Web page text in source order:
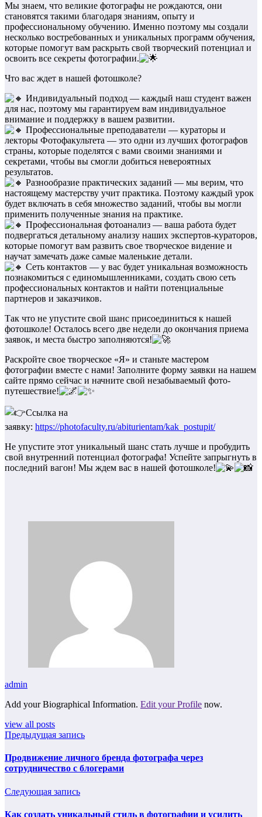
Мы знаем, что великие фотографы не рождаются, они
становятся такими благодаря знаниям, опыту и
профессиональному обучению. Именно поэтому мы создали
несколько востребованных и уникальных программ обучения,
которые помогут вам раскрыть свой творческий потенциал и
освоить все секреты фотографии.
Что вас ждет в нашей фотошколе?
Индивидуальный подход — каждый наш студент важен
для нас, поэтому мы гарантируем вам индивидуальное
внимание и поддержку в вашем развитии.
Профессиональные преподаватели — кураторы и
лекторы Фотофакультета — это одни из лучших фотографов
страны, которые поделятся с вами своими знаниями и
секретами, чтобы вы смогли добиться невероятных
результатов.
Разнообразие практических заданий — мы верим, что
настоящему мастерству учит практика. Поэтому каждый урок
будет включать в себя множество заданий, чтобы вы могли
применить полученные знания на практике.
Профессиональная фотоанализ — ваша работа будет
подвергаться детальному анализу наших экспертов-кураторов,
которые помогут вам развить свое творческое видение и
научат замечать даже самые маленькие детали.
Сеть контактов — у вас будет уникальная возможность
познакомиться с единомышленниками, создать свою сеть
профессиональных контактов и найти потенциальные
партнеров и заказчиков.
Так что не упустите свой шанс присоединиться к нашей
фотошколе! Осталось всего две недели до окончания приема
заявок, и места быстро заполняются!
Раскройте свое творческое «Я» и станьте мастером
фотографии вместе с нами! Заполните форму заявки на нашем
сайте прямо сейчас и начните свой незабываемый фото-
путешествие!
Ссылка на
заявку: https://photofaculty.ru/abiturientam/kak_postupit/
Не упустите этот уникальный шанс стать лучше и пробудить
свой внутренний потенциал фотографа! Успейте запрыгнуть в
последний вагон! Мы ждем вас в нашей фотошколе!
admin
Add your Biographical Information. Edit your Profile now.
view all posts
Предыдущая запись
Продвижение личного бренда фотографа через
сотрудничество с блогерами
Следующая запись
Как создать уникальный стиль в фотографии и усилить